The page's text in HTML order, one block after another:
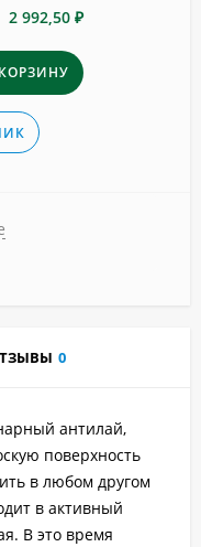
2 992,50 ₽
0
антилай,
поверхность
в любом другом
в активный
В это время